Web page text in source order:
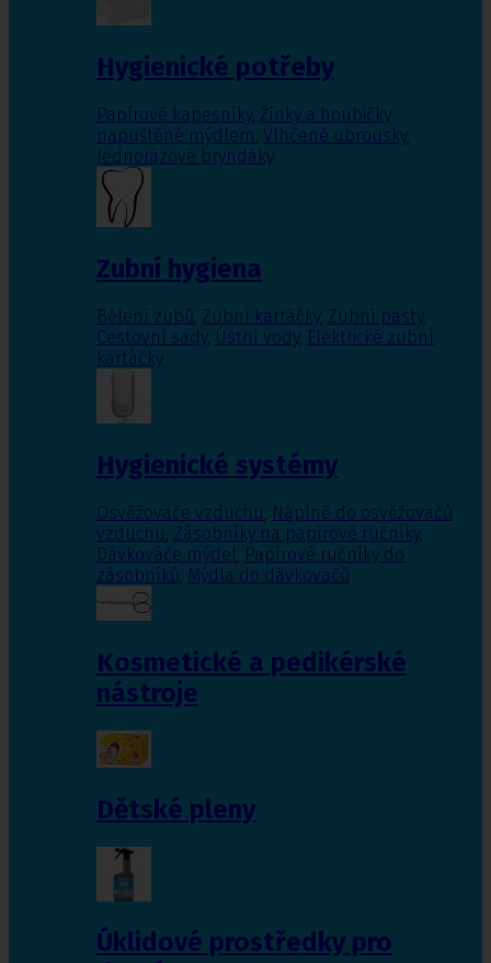
Hygienické potřeby
Papírové kapesníky, Žínky a houbičky
napuštěné mýdlem, Vlhčené ubrousky,
Jednorázové bryndáky
Zubní hygiena
Bělení zubů, Zubní kartáčky, Zubní pasty,
Cestovní sady, Ústní vody, Elektrické zubní
kartáčky
Hygienické systémy
Osvěžovače vzduchu, Náplně do osvěžovačů
vzduchu, Zásobníky na papírové ručníky,
Dávkováče mýdel, Papírové ručníky do
zásobníků, Mýdla do dávkovačů
Kosmetické a pedikérské
nástroje
Dětské pleny
Úklidové prostředky pro